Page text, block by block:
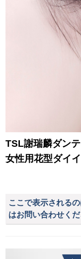
TSL謝瑞麟ダン
女性用花型ダイ
ここで表示される
はお問い合わせくだ